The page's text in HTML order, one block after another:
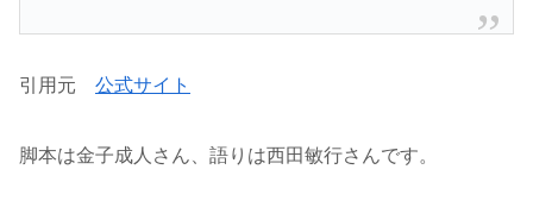
引用元 公式サイト
脚本は金子成人さん、語りは西田敏行さんです。